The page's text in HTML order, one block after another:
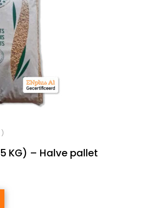
KG) – Halve pallet